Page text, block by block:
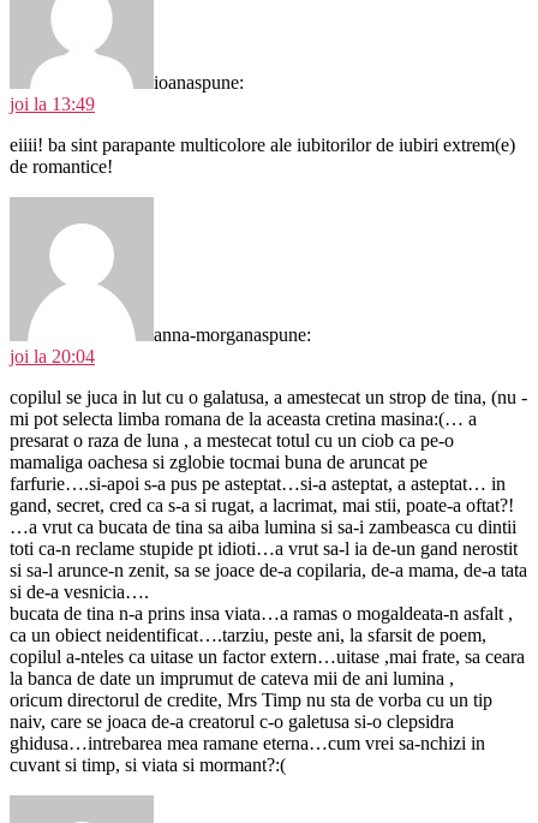
ioanaspune:
joi la 13:49
eiiii! ba sint parapante multicolore ale iubitorilor de iubiri extrem(e)
de romantice!
anna-morganaspune:
joi la 20:04
copilul se juca in lut cu o galatusa, a amestecat un strop de tina, (nu -
mi pot selecta limba romana de la aceasta cretina masina:(… a
presarat o raza de luna , a mestecat totul cu un ciob ca pe-o
mamaliga oachesa si zglobie tocmai buna de aruncat pe
farfurie….si-apoi s-a pus pe asteptat…si-a asteptat, a asteptat… in
gand, secret, cred ca s-a si rugat, a lacrimat, mai stii, poate-a oftat?!
…a vrut ca bucata de tina sa aiba lumina si sa-i zambeasca cu dintii
toti ca-n reclame stupide pt idioti…a vrut sa-l ia de-un gand nerostit
si sa-l arunce-n zenit, sa se joace de-a copilaria, de-a mama, de-a tata
si de-a vesnicia….
bucata de tina n-a prins insa viata…a ramas o mogaldeata-n asfalt ,
ca un obiect neidentificat….tarziu, peste ani, la sfarsit de poem,
copilul a-nteles ca uitase un factor extern…uitase ,mai frate, sa ceara
la banca de date un imprumut de cateva mii de ani lumina ,
oricum directorul de credite, Mrs Timp nu sta de vorba cu un tip
naiv, care se joaca de-a creatorul c-o galetusa si-o clepsidra
ghidusa…intrebarea mea ramane eterna…cum vrei sa-nchizi in
cuvant si timp, si viata si mormant?:(